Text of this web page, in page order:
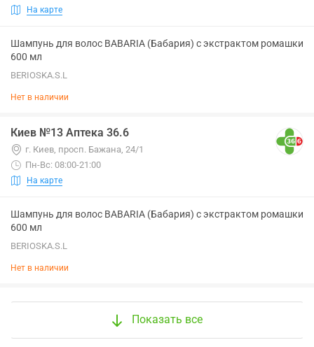
На карте
Шампунь для волос BABARIA (Бабария) с экстрактом ромашки
600 мл
BERIOSKA.S.L
Нет в наличии
Киев №13 Аптека 36.6
г. Киев, просп. Бажана, 24/1
Пн-Вс: 08:00-21:00
На карте
Шампунь для волос BABARIA (Бабария) с экстрактом ромашки
600 мл
BERIOSKA.S.L
Нет в наличии
Показать все